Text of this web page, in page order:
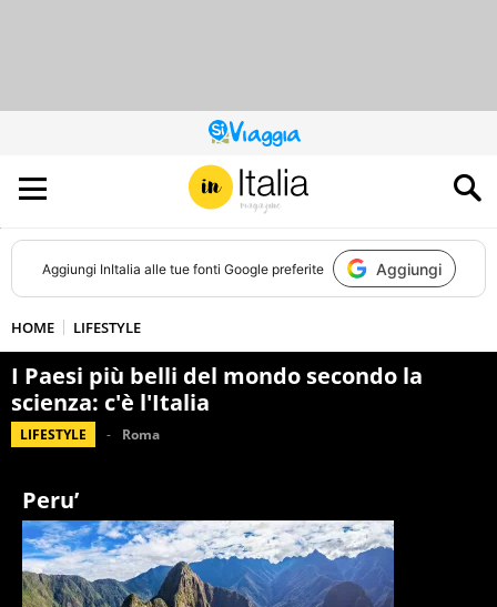
QUESTO
SITO
CONTRIBUISCE
ALL’AUDIENCE
DI
Aggiungi InItalia alle tue fonti Google preferite Aggiungi
HOME LIFESTYLE
I Paesi più belli del mondo secondo la
scienza: c'è l'Italia
LIFESTYLE Roma
Peru’